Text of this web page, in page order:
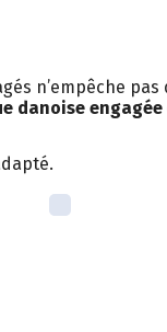
n’empêche
danoise